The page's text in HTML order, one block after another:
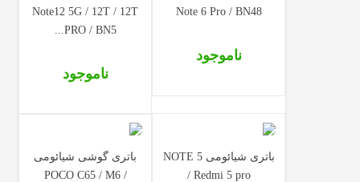
Note 6 Pro / BN48
ناموجود
Note12 5G / 12T / 12T
PRO / BN5...
ناموجود
باتری شیائومی NOTE 5
/ Redmi 5 pro
باتری گوشی شیائومی
POCO C65 / M6 /